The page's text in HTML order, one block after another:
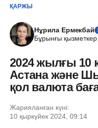
ҚАРЖЫ
Нұрила Ермекбай
Бұрынғы қызметкер
2024 жылғы 10
Астана және
қол валюта
Жарияланған күні:
10 қыркүйек 2024, 09:14